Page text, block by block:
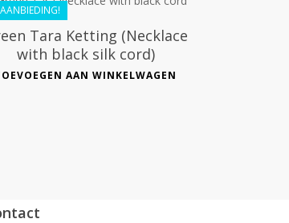
AANBIEDING!
Tara Ketting (Necklace
with black silk cord)
AAN WINKELWAGEN